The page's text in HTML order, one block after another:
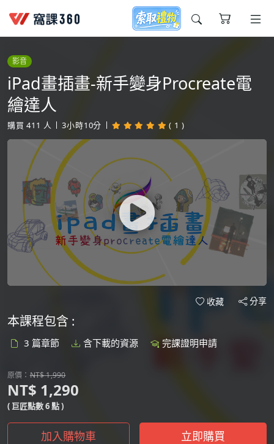
今天想要學什麼?
窩課推薦給您
影音
iPad畫插畫-新手變身Procreate電
繪達人
購買 411 人 3小時10分 ( 1 )
收藏 分享
本課程包含 :
3 篇章節 含下載的資源 完課證明申請
原價：NT$ 1,990
NT$ 1,290
( 巨匠點數 6 點 )
加入購物車 立即購買